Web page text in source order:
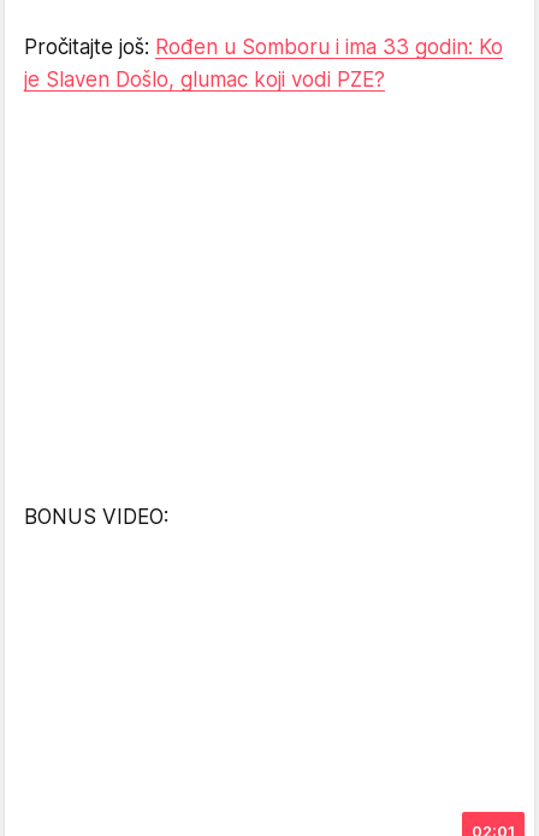
Pročitajte još: Rođen u Somboru i ima 33 godin: Ko
je Slaven Došlo, glumac koji vodi PZE?
BONUS VIDEO:
02:01